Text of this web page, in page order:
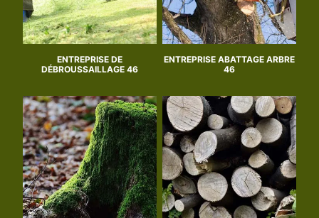
ENTREPRISE DE
DÉBROUSSAILLAGE 46
ENTREPRISE ABATTAGE ARBRE
46